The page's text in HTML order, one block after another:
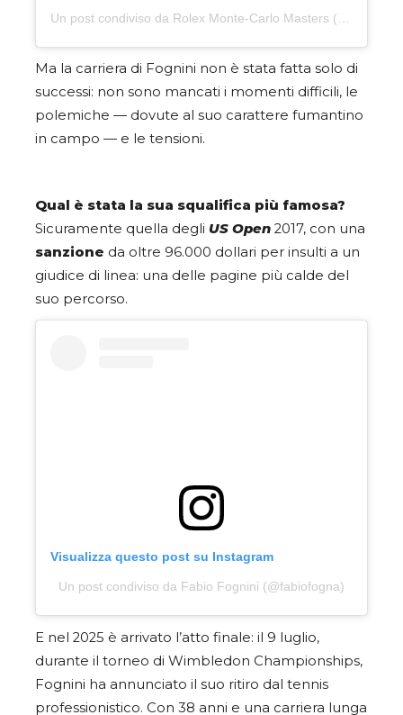
Ma la carriera di Fognini non è stata fatta solo di
successi: non sono mancati i momenti difficili, le
polemiche — dovute al suo carattere fumantino
in campo — e le tensioni.
Qual è stata la sua squalifica più famosa?
Sicuramente quella degli US Open 2017, con una
sanzione da oltre 96.000 dollari per insulti a un
giudice di linea: una delle pagine più calde del
suo percorso.
Visualizza questo post su Instagram
Un post condiviso da Fabio Fognini (@fabiofogna)
E nel 2025 è arrivato l’atto finale: il 9 luglio,
durante il torneo di Wimbledon Championships,
Fognini ha annunciato il suo ritiro dal tennis
professionistico. Con 38 anni e una carriera lunga